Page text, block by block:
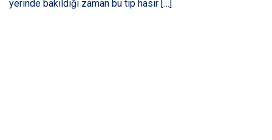
yerinde bakıldığı zaman bu tip hasır […]